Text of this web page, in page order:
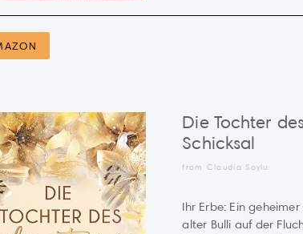
Die Tochter
Schicksal
from Claudia Soylu
Ihr Erbe: Ein
alter Bulli auf der